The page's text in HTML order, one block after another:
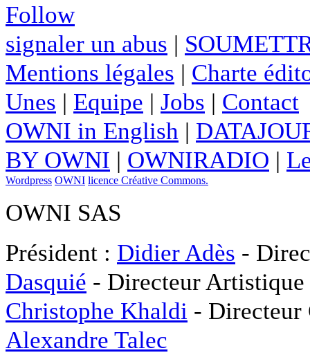
Follow
signaler un abus |
Mentions légales | Charte
Unes | Equipe | Jobs | Contact
OWNI in English |
BY OWNI | OWNIRADIO |
Wordpress OWNI licence Créative Commons.
OWNI SAS
Président : Didier Adès -
Dasquié - Directeur
Christophe Khaldi -
Alexandre Talec